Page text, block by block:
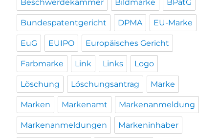
Beschwerdekammer Bildmarke BPatG
Bundespatentgericht DPMA EU-Marke
EuG EUIPO Europäisches Gericht
Farbmarke Link Links Logo
Löschung Löschungsantrag Marke
Marken Markenamt Markenanmeldung
Markenanmeldungen Markeninhaber